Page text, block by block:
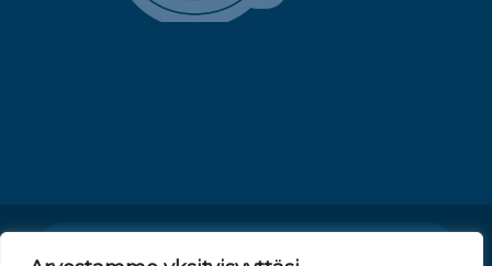
Tietosuojaseloste